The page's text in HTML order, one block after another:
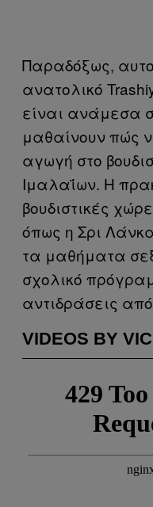
Παραδόξως,
ανατολικό
είναι ανάμεσα
μαθαίνουν πώς
αγωγή στο
Ιμαλαΐων. Η
βουδιστικές
όπως η Σρι
τα μαθήματα
σχολικό
αντιδράσεις
VIDEOS BY